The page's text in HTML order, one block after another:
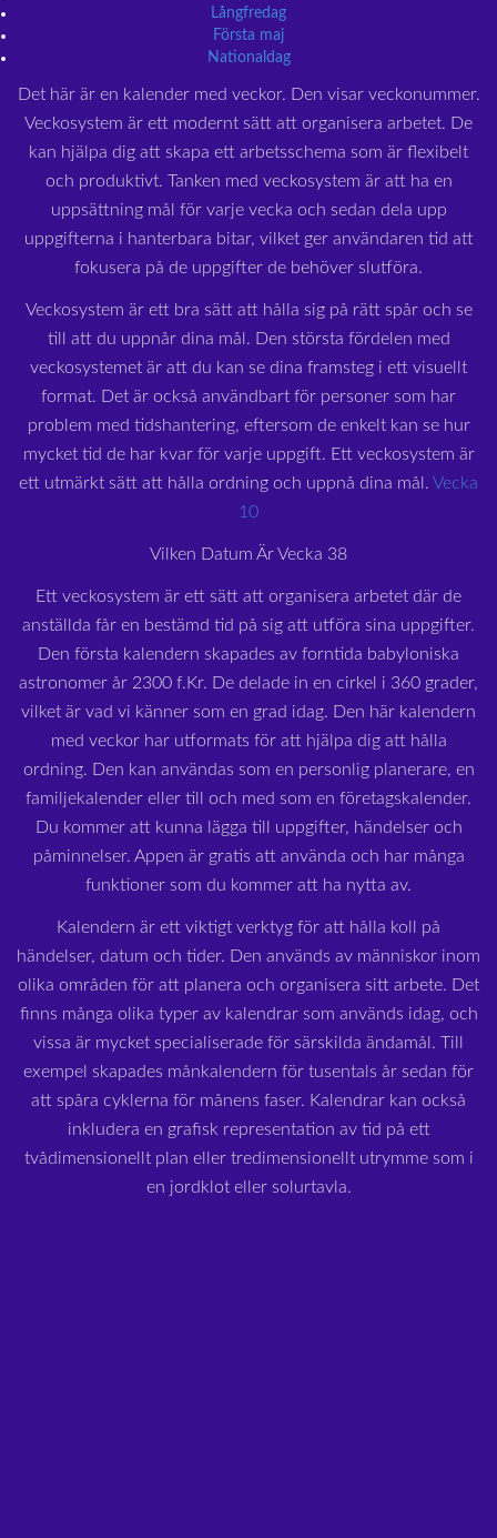
Långfredag
Första maj
Nationaldag
Det här är en kalender med veckor. Den visar veckonummer.
Veckosystem är ett modernt sätt att organisera arbetet. De
kan hjälpa dig att skapa ett arbetsschema som är flexibelt
och produktivt. Tanken med veckosystem är att ha en
uppsättning mål för varje vecka och sedan dela upp
uppgifterna i hanterbara bitar, vilket ger användaren tid att
fokusera på de uppgifter de behöver slutföra.
Veckosystem är ett bra sätt att hålla sig på rätt spår och se
till att du uppnår dina mål. Den största fördelen med
veckosystemet är att du kan se dina framsteg i ett visuellt
format. Det är också användbart för personer som har
problem med tidshantering, eftersom de enkelt kan se hur
mycket tid de har kvar för varje uppgift. Ett veckosystem är
ett utmärkt sätt att hålla ordning och uppnå dina mål. Vecka
10
Vilken Datum Är Vecka 38
Ett veckosystem är ett sätt att organisera arbetet där de
anställda får en bestämd tid på sig att utföra sina uppgifter.
Den första kalendern skapades av forntida babyloniska
astronomer år 2300 f.Kr. De delade in en cirkel i 360 grader,
vilket är vad vi känner som en grad idag. Den här kalendern
med veckor har utformats för att hjälpa dig att hålla
ordning. Den kan användas som en personlig planerare, en
familjekalender eller till och med som en företagskalender.
Du kommer att kunna lägga till uppgifter, händelser och
påminnelser. Appen är gratis att använda och har många
funktioner som du kommer att ha nytta av.
Kalendern är ett viktigt verktyg för att hålla koll på
händelser, datum och tider. Den används av människor inom
olika områden för att planera och organisera sitt arbete. Det
finns många olika typer av kalendrar som används idag, och
vissa är mycket specialiserade för särskilda ändamål. Till
exempel skapades månkalendern för tusentals år sedan för
att spåra cyklerna för månens faser. Kalendrar kan också
inkludera en grafisk representation av tid på ett
tvådimensionellt plan eller tredimensionellt utrymme som i
en jordklot eller solurtavla.